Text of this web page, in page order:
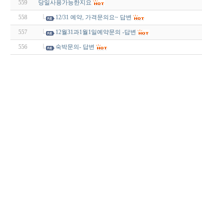
559 당일사용가능한지요
558 12/31 예약, 가격문의요~ 답변
557 12월31과1월1일예약문의 -답변
556 숙박문의- 답변